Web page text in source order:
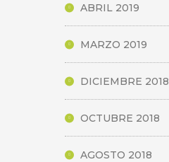
ABRIL 2019
MARZO 2019
DICIEMBRE 2018
OCTUBRE 2018
AGOSTO 2018